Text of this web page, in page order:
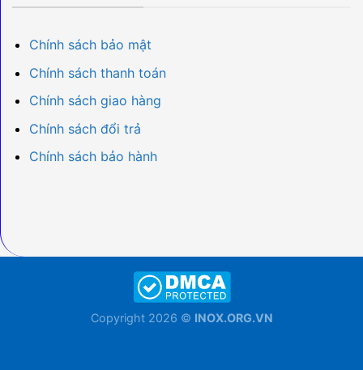
Chính sách bảo mật
Chính sách thanh toán
Chính sách giao hàng
Chính sách đổi trả
Chính sách bảo hành
Copyright 2026 © INOX.ORG.VN